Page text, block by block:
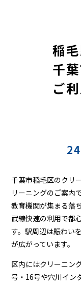
稲
千
ご
千葉市稲毛区のクリ
リーニングのご案内
教育機関が集まる落
武線快速の利用で都
す。駅周辺は賑わい
が広がっています。
区内にはクリーニン
号・16号や穴川イン